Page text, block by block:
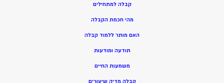
קבלה למתחילים
מהי חכמת הקבלה
האם מותר ללמוד קבלה
תודעה ומודעות
משמעות החיים
קבלה מדיה שיעורים